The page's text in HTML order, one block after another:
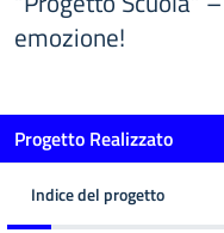
emozione!
Progetto Realizzato
Indice del progetto